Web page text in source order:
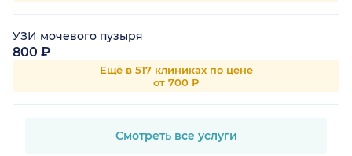
УЗИ мочевого пузыря
800 ₽
Ещё в 517 клиниках по цене
от 700 Р
Смотреть все услуги